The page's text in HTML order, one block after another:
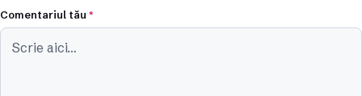
Comentariul tău *